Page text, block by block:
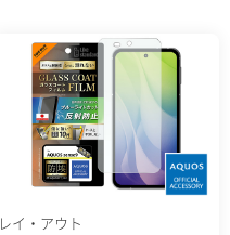
レイ・アウト